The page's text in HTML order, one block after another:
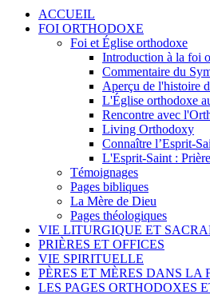
ACCUEIL
FOI ORTHODOXE
Foi et Église orthodoxe
Introduction à la foi
Commentaire du
Aperçu de l'histoire
L'Église orthodoxe
Rencontre avec
Living Orthodoxy
Connaître l’Esprit-
L'Esprit-Saint :
Témoignages
Pages bibliques
La Mère de Dieu
Pages théologiques
VIE LITURGIQUE ET
PRIÈRES ET OFFICES
VIE SPIRITUELLE
PÈRES ET MÈRES DANS LA
LES PAGES ORTHODOXES